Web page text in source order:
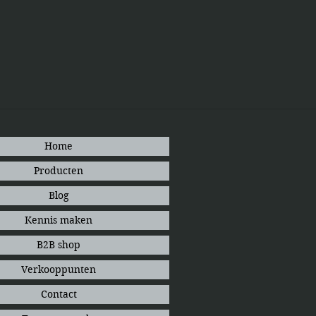
Home
Producten
Blog
Kennis maken
B2B shop
Verkooppunten
Contact